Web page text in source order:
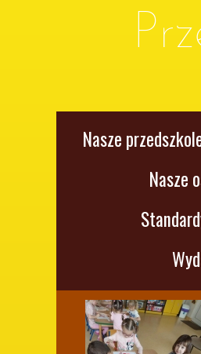
Nasze
Nasze